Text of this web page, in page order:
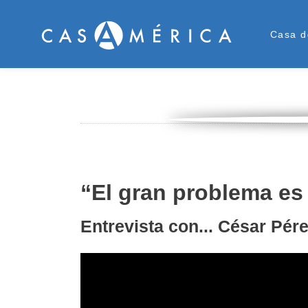
Casa
“El gran problema
Entrevista con... César